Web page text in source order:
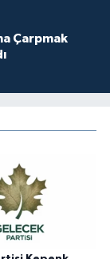
Çarpmak